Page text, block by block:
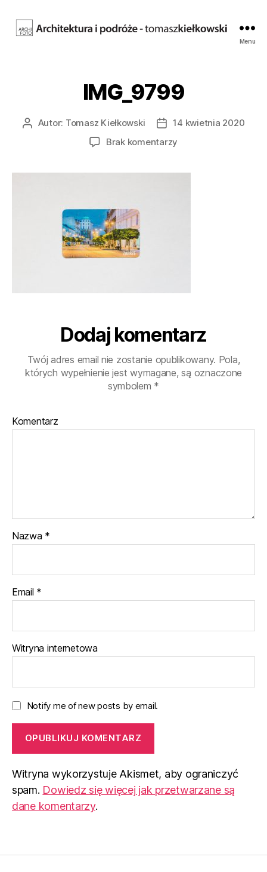
Menu
IMG_9799
AutorAutor: Tomasz Kiełkowski
Data14 kwietnia 2020
Brak komentarzy
Dodaj komentarz
Twój adres email nie zostanie opublikowany. Pola,
których wypełnienie jest wymagane, są oznaczone
symbolem *
Komentarz
Nazwa *
Email *
Witryna internetowa
Notify me of new posts by email.
Witryna wykorzystuje Akismet, aby ograniczyć
spam. Dowiedz się więcej jak przetwarzane są
dane komentarzy.